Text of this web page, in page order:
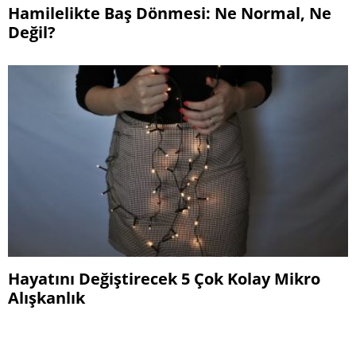
Hamilelikte Baş Dönmesi: Ne Normal, Ne
Değil?
Hayatını Değiştirecek 5 Çok Kolay Mikro
Alışkanlık